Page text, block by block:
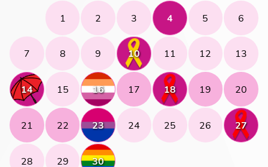
1 2 3 4 5 6
7 8 9 10 11 12 13
14 15 16 17 18 19 20
21 22 23 24 25 26 27
28 29 30